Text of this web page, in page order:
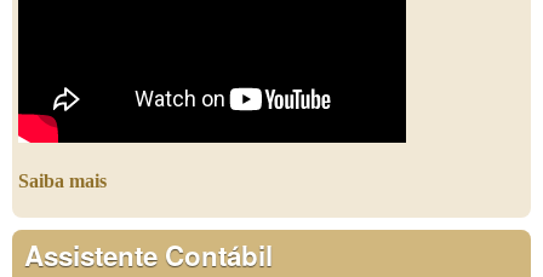
Saiba mais
Assistente Contábil